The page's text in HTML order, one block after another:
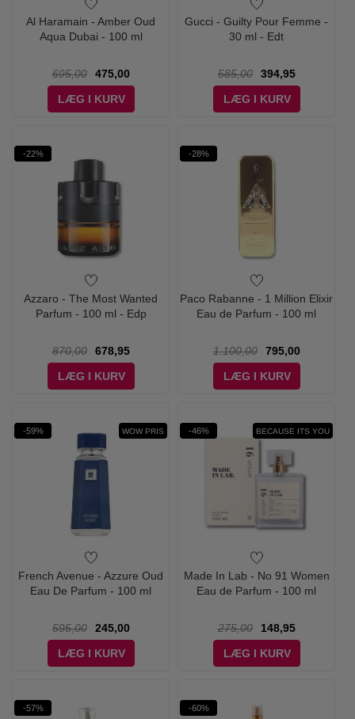
Al Haramain - Amber Oud
Aqua Dubai - 100 ml
695,00
475,00
LÆG I KURV
Gucci - Guilty Pour Femme -
30 ml - Edt
585,00
394,95
LÆG I KURV
-22%
Azzaro - The Most Wanted
Parfum - 100 ml - Edp
870,00
678,95
LÆG I KURV
-28%
Paco Rabanne - 1 Million Elixir
Eau de Parfum - 100 ml
1.100,00
795,00
LÆG I KURV
-59% WOW PRIS
French Avenue - Azzure Oud
Eau De Parfum - 100 ml
595,00
245,00
LÆG I KURV
-46% BECAUSE ITS YOU
Made In Lab - No 91 Women
Eau de Parfum - 100 ml
275,00
148,95
LÆG I KURV
-57% -60%